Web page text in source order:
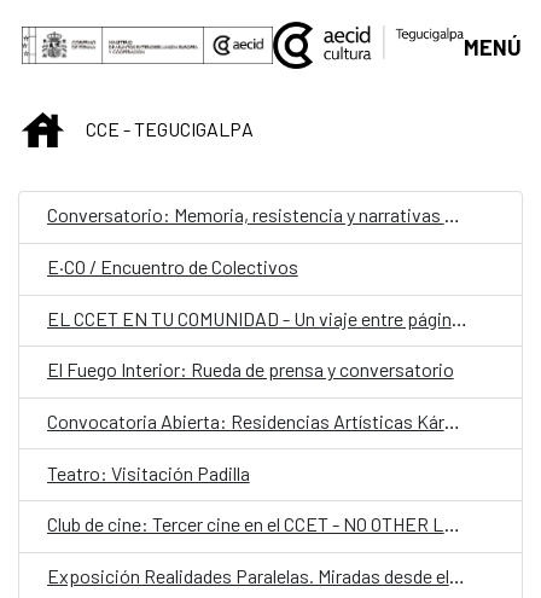
Saltar al contenido principal
MENÚ
INICIOCCE - TEGUCIGALPA
Conversatorio: Memoria, resistencia y narrativas contra el odio
E·CO / Encuentro de Colectivos
El Fuego Interior: Rueda de prensa y conversatorio
Convocatoria Abierta: Residencias Artísticas Kárstica 2026 (España)
Teatro: Visitación Padilla
Club de cine: Tercer cine en el CCET - NO OTHER LAND
Exposición Realidades Paralelas. Miradas desde el ocultamiento